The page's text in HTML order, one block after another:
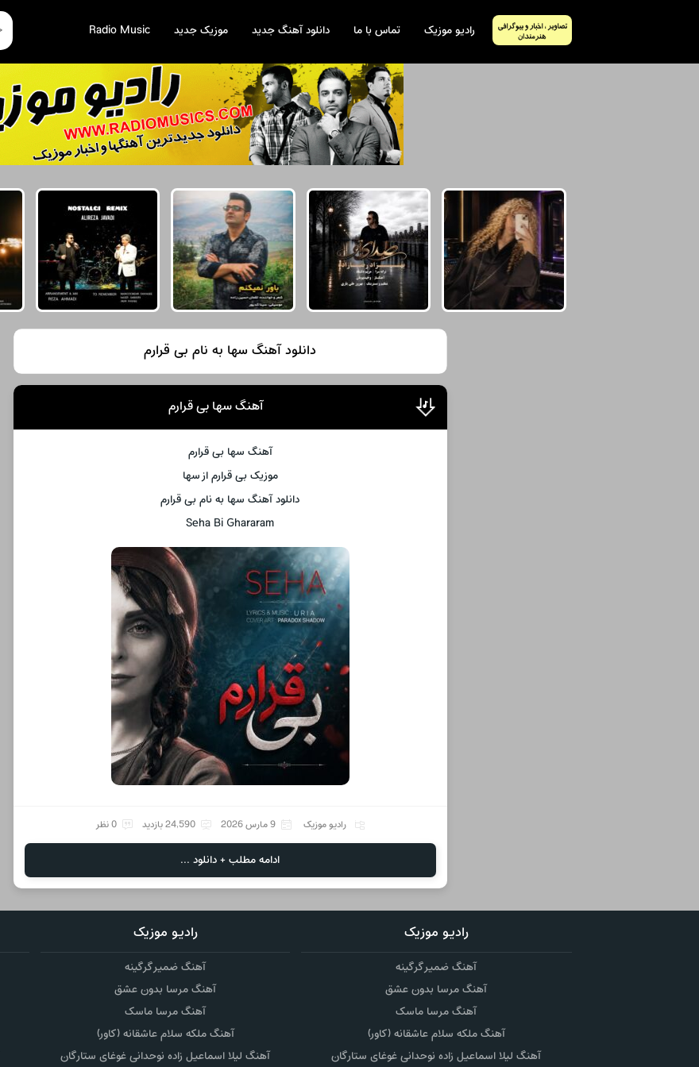
رادیو موزیک تماس با ما دانلود آهنگ جدید موزیک جدید Radio Music
دانلود آهنگ سها به نام بی قرارم
آهنگ سها بی قرارم
آهنگ سها بی قرارم
موزیک بی قرارم از سها
دانلود آهنگ سها به نام بی قرارم
Seha Bi Ghararam
رادیو موزیک 9 مارس 2026 24,590 بازدید 0 نظر
ادامه مطلب + دانلود ...
رادیو موزیک
آهنگ ضمیر گرگینه
آهنگ مرسا بدون عشق
آهنگ مرسا ماسک
آهنگ ملکه سلام عاشقانه (کاور)
آهنگ لیلا اسماعیل زاده نوحدانی غوغای ستارگان
رادیو موزیک
آهنگ ضمیر گرگینه
آهنگ مرسا بدون عشق
آهنگ مرسا ماسک
آهنگ ملکه سلام عاشقانه (کاور)
آهنگ لیلا اسماعیل زاده نوحدانی غوغای ستارگان